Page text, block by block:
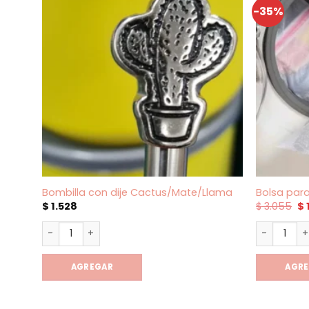
Bombilla con dije Cactus/Mate/Llama
$ 1.528
Bombilla con dije Cactus/Mate/Llama cantidad
AGREGAR
-35%
Bolsa
$3.055 El
era:
$
$
Bolsa